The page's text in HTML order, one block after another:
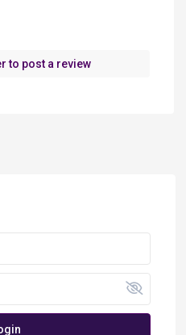
to post a review